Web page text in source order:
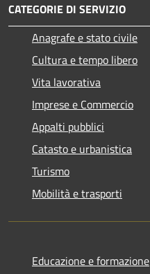
CATEGORIE DI SERVIZIO
Anagrafe e stato civile
Cultura e tempo libero
Vita lavorativa
Imprese e Commercio
Appalti pubblici
Catasto e urbanistica
Turismo
Mobilità e trasporti
Educazione e formazione